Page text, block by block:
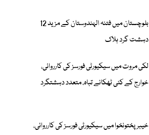
بلوچستان میں فتنہ الہندوستان کے مزید 12
دہشت گرد ہلاک
لکی مروت میں سیکیورٹی فورسز کی کارروائی،
خوارج کے کئی ٹھکانے تباہ، متعدد دہشتگرد
خیبر پختونخوا میں سیکیورٹی فورسز کی کارروائی،